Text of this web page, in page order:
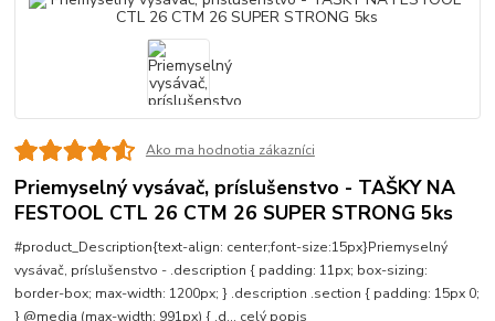
Ako ma hodnotia zákazníci
Priemyselný vysávač, príslušenstvo - TAŠKY NA
FESTOOL CTL 26 CTM 26 SUPER STRONG 5ks
#product_Description{text-align: center;font-size:15px}Priemyselný
vysávač, príslušenstvo - .description { padding: 11px; box-sizing:
border-box; max-width: 1200px; } .description .section { padding: 15px 0;
} @media (max-width: 991px) { .d... celý popis